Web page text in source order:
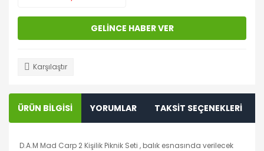
GELİNCE HABER VER
Karşılaştır
ÜRÜN BİLGİSİ YORUMLAR TAKSİT SEÇENEKLERİ
D.A.M Mad Carp 2 Kişilik Piknik Seti , balık esnasında verilecek